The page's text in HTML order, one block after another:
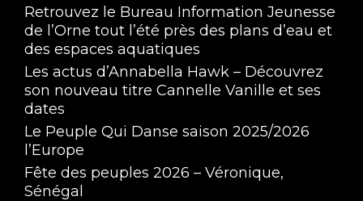
Retrouvez le Bureau Information Jeunesse
de l’Orne tout l’été près des plans d’eau et
des espaces aquatiques
Les actus d’Annabella Hawk – Découvrez
son nouveau titre Cannelle Vanille et ses
dates
Le Peuple Qui Danse saison 2025/2026
l’Europe
Fête des peuples 2026 – Véronique,
Sénégal